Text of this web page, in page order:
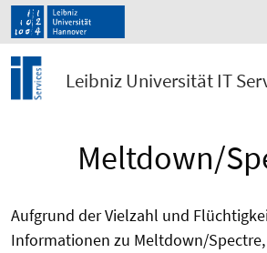
Leibniz Universität IT
Meltdown/
Aufgrund der Vielzahl und
Informationen zu Meltdown/